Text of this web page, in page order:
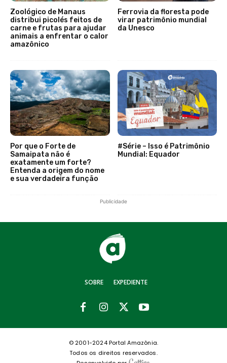
Zoológico de Manaus
distribui picolés feitos de
carne e frutas para ajudar
animais a enfrentar o calor
amazônico
Ferrovia da floresta pode
virar patrimônio mundial
da Unesco
Por que o Forte de
Samaipata não é
exatamente um forte?
Entenda a origem do nome
e sua verdadeira função
#Série – Isso é Patrimônio
Mundial: Equador
Publicidade
SOBRE EXPEDIENTE
© 2001-2024 Portal Amazônia.
Todos os direitos reservados.